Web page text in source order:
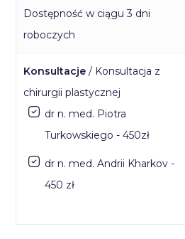
Dostępność w ciągu 3 dni
roboczych
Konsultacje / Konsultacja z
chirurgii plastycznej
dr n. med. Piotra
Turkowskiego - 450zł
dr n. med. Andrii Kharkov -
450 zł